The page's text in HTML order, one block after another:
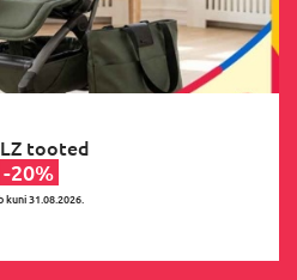
tooted
-20%
kuni 31.08.2026.